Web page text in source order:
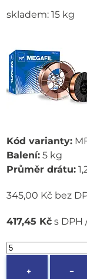
skladem: 15 kg
Kód varianty:
Balení: 5 kg
Průměr drátu:
345,00 Kč bez
417,45 Kč s DPH
+ −